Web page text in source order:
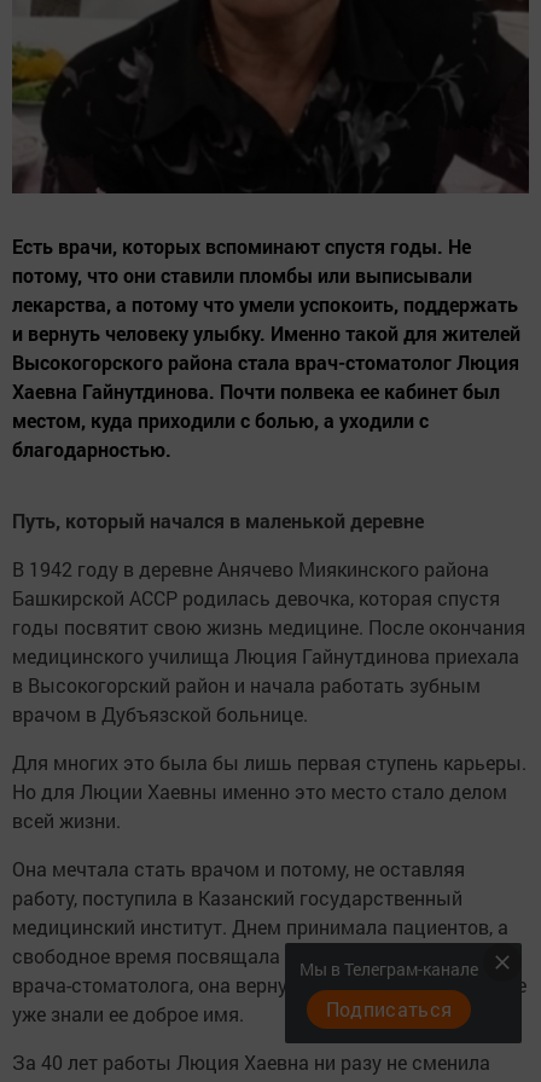
Есть врачи, которых вспоминают спустя годы. Не
потому, что они ставили пломбы или выписывали
лекарства, а потому что умели успокоить, поддержать
и вернуть человеку улыбку. Именно такой для жителей
Высокогорского района стала врач-стоматолог Люция
Хаевна Гайнутдинова. Почти полвека ее кабинет был
местом, куда приходили с болью, а уходили с
благодарностью.
Путь, который начался в маленькой деревне
В 1942 году в деревне Анячево Миякинского района
Башкирской АССР родилась девочка, которая спустя
годы посвятит свою жизнь медицине. После окончания
медицинского училища Люция Гайнутдинова приехала
в Высокогорский район и начала работать зубным
врачом в Дубъязской больнице.
Для многих это была бы лишь первая ступень карьеры.
Но для Люции Хаевны именно это место стало делом
всей жизни.
Она мечтала стать врачом и потому, не оставляя
работу, поступила в Казанский государственный
медицинский институт. Днем принимала пациентов, а
свободное время посвящала учебе. Получив диплом
врача-стоматолога, она вернулась в тот же кабинет, где
уже знали ее доброе имя.
За 40 лет работы Люция Хаевна ни разу не сменила
Мы в Телеграм-канале
Подписаться